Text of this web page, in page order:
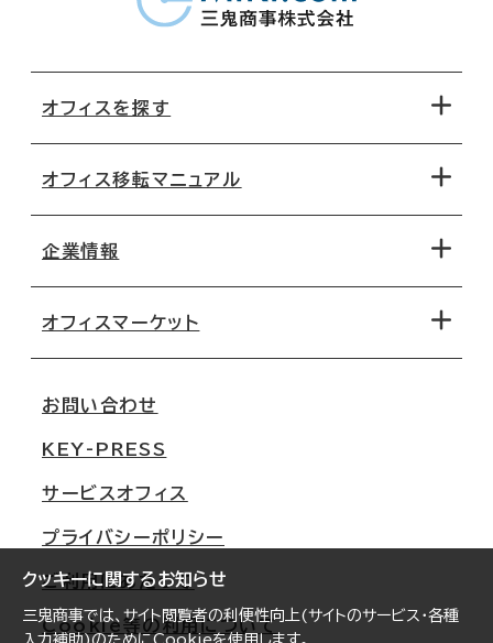
クッキーに関するお知らせ
三鬼商事では、サイト閲覧者の利便性向上(サイトのサービス・各種
入力補助)のためにCookieを使用します。
オフィスを探す
地図から探す
路線・駅から探す
オフィス移転マニュアル
移転コストシミュレーション
移転スケジュール
オフィス移転Q&A
企業情報
オフィスマーケット
大阪
名古屋
札幌
仙台
横浜
お問い合わせ
KEY-PRESS
サービスオフィス
プライバシーポリシー
ご利用にあたって
Cookie等の利用について